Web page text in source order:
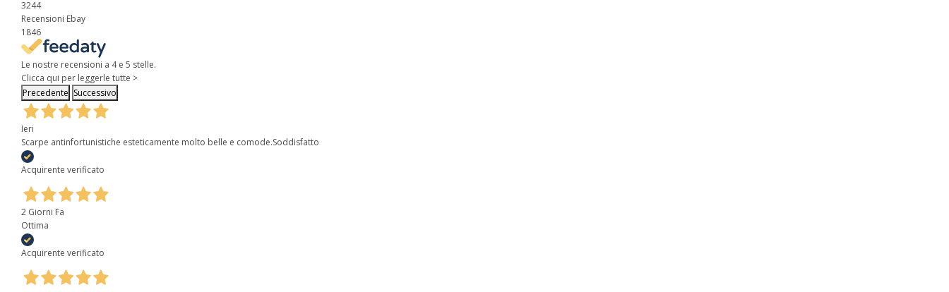
3244
Recensioni Ebay
1846
Le nostre recensioni a 4 e 5 stelle.
Clicca qui per leggerle tutte >
Precedente Successivo
Ieri
Scarpe antinfortunistiche esteticamente molto belle e comode.Soddisfatto
Acquirente verificato
2 Giorni Fa
Ottima
Acquirente verificato